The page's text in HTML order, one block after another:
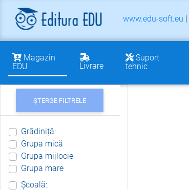
www.edu-soft.eu |
Magazin
EDU
Livrare
Suport
tehnic
ȘTERGE FILTRELE
Grădiniță:
Grupa mică
Grupa mijlocie
Grupa mare
Școală: